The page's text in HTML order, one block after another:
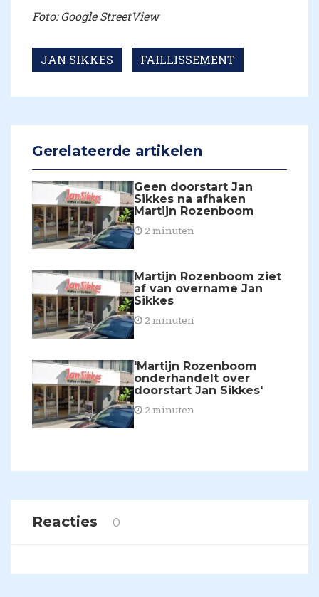
Foto: Google StreetView
JAN SIKKES FAILLISSEMENT
Gerelateerde artikelen
Geen doorstart Jan
Sikkes na afhaken
Martijn Rozenboom
2 minuten
Martijn Rozenboom ziet
af van overname Jan
Sikkes
2 minuten
'Martijn Rozenboom
onderhandelt over
doorstart Jan Sikkes'
2 minuten
Reacties 0